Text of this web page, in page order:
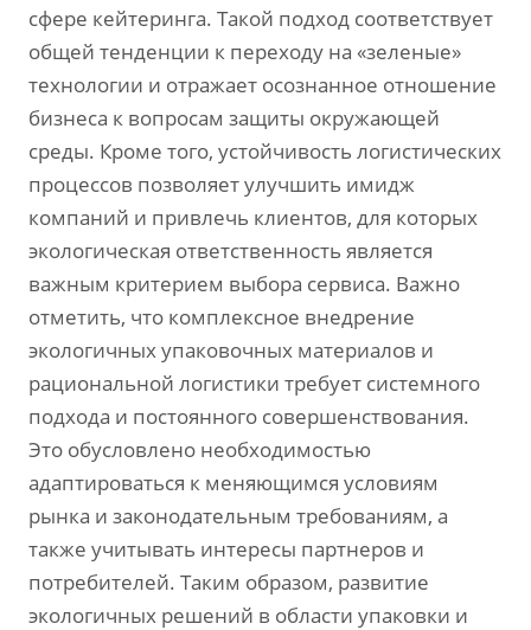
сфере кейтеринга. Такой подход соответствует
общей тенденции к переходу на «зеленые»
технологии и отражает осознанное отношение
бизнеса к вопросам защиты окружающей
среды. Кроме того, устойчивость логистических
процессов позволяет улучшить имидж
компаний и привлечь клиентов, для которых
экологическая ответственность является
важным критерием выбора сервиса. Важно
отметить, что комплексное внедрение
экологичных упаковочных материалов и
рациональной логистики требует системного
подхода и постоянного совершенствования.
Это обусловлено необходимостью
адаптироваться к меняющимся условиям
рынка и законодательным требованиям, а
также учитывать интересы партнеров и
потребителей. Таким образом, развитие
экологичных решений в области упаковки и